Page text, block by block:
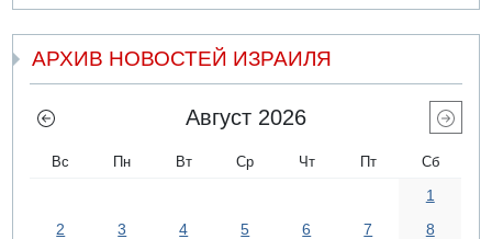
АРХИВ НОВОСТЕЙ ИЗРАИЛЯ
Август 2026
Вс Пн Вт Ср Чт Пт Сб
1
2
3 4 5 6 7
8